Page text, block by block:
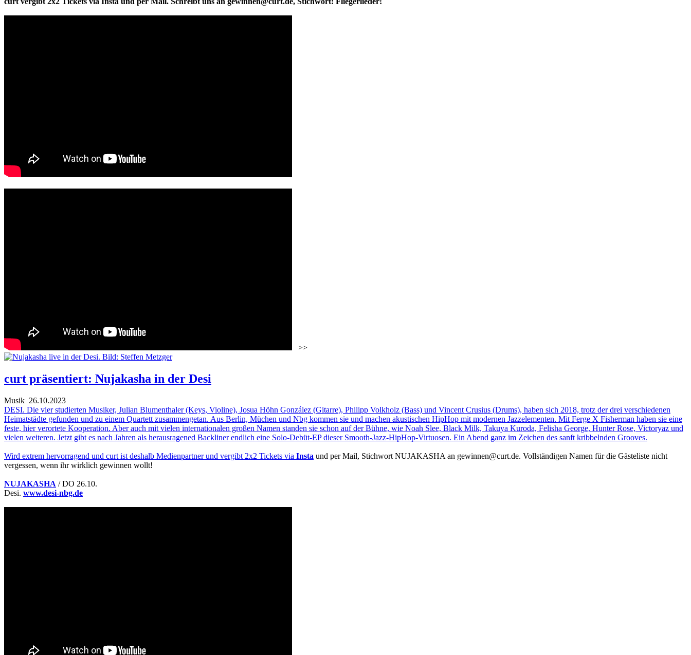
>>
curt präsentiert: Nujakasha in der Desi
Musik 26.10.2023
DESI. Die vier studierten Musiker, Julian Blumenthaler (Keys, Violine), Josua Höhn González (Gitarre), Philipp Volkholz (Bass) und Vincent Crusius (Drums), haben sich 2018, trotz der drei verschiedenen
Heimatstädte gefunden und zu einem Quartett zusammengetan. Aus Berlin, Müchen und Nbg kommen sie und machen akustischen HipHop mit modernen Jazzelementen. Mit Ferge X Fisherman haben sie eine
feste, hier verortete Kooperation. Aber auch mit vielen internationalen großen Namen standen sie schon auf der Bühne, wie Noah Slee, Black Milk, Takuya Kuroda, Felisha George, Hunter Rose, Victoryaz und
vielen weiteren. Jetzt gibt es nach Jahren als herausragened Backliner endlich eine Solo-Debüt-EP dieser Smooth-Jazz-HipHop-Virtuosen. Ein Abend ganz im Zeichen des sanft kribbelnden Grooves.
Wird extrem hervorragend und curt ist deshalb Medienpartner und vergibt 2x2 Tickets via Insta und per Mail, Stichwort NUJAKASHA an gewinnen@curt.de. Vollständigen Namen für die Gästeliste nicht
vergessen, wenn ihr wirklich gewinnen wollt!
NUJAKASHA / DO 26.10.
Desi. www.desi-nbg.de